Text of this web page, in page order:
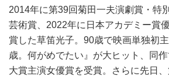
2014年に第39回菊田一夫演劇賞・特
芸術賞、2022年に日本アカデミー賞
賞した草笛光子。90歳で映画単独初
歳。何がめでたい』が大ヒット、同
大賞主演女優賞を受賞。さらに先日